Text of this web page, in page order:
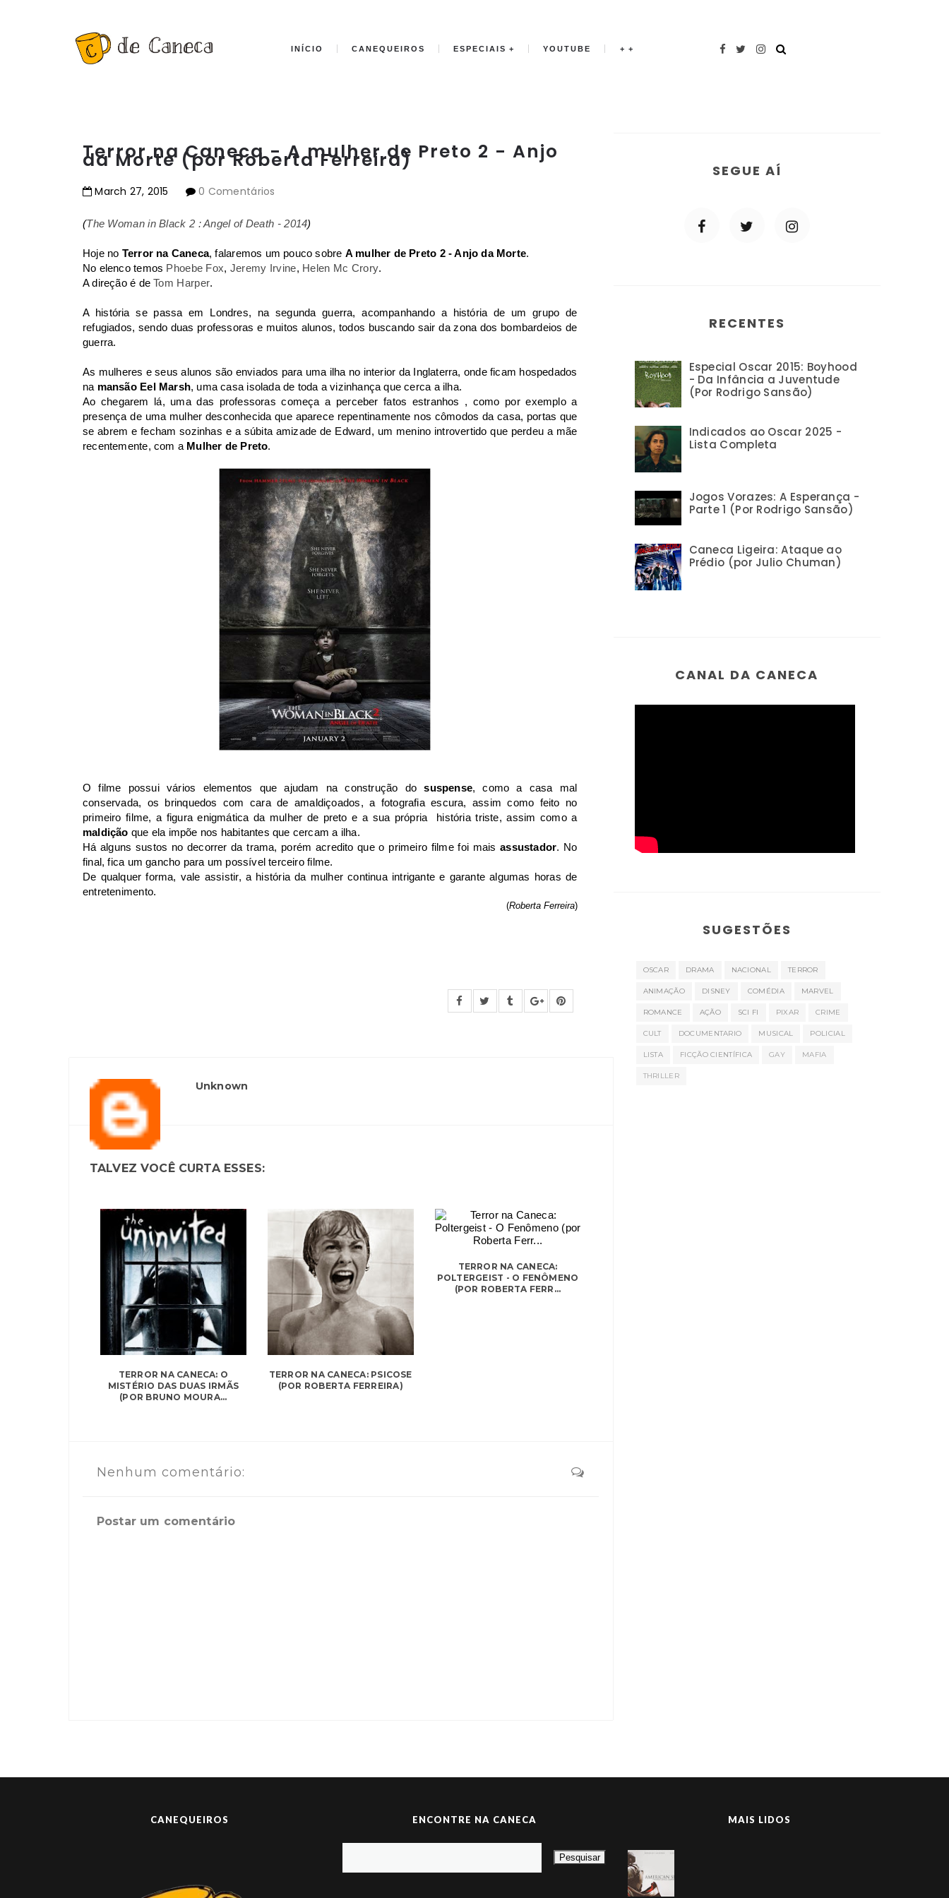
INÍCIO CANEQUEIROS ESPECIAIS YOUTUBE +
Terror na Caneca - A mulher de Preto 2 - Anjo
da Morte (por Roberta Ferreira)
March 27, 2015 0 Comentários
(The Woman in Black 2 : Angel of Death - 2014)
Hoje no Terror na Caneca, falaremos um pouco sobre A mulher de Preto 2 - Anjo da Morte.
No elenco temos Phoebe Fox, Jeremy Irvine, Helen Mc Crory.
A direção é deTom Harper.
A história se passa em Londres, na segunda guerra, acompanhando a história de um grupo de
refugiados, sendo duas professoras e muitos alunos, todos buscando sair da zona dos bombardeios de
guerra.
As mulheres e seus alunos são enviados para uma ilha no interior da Inglaterra, onde ficam hospedados
na mansão Eel Marsh, uma casa isolada de toda a vizinhança que cerca a ilha.
Ao chegarem lá, uma das professoras começa a perceber fatos estranhos , como por exemplo a
presença de uma mulher desconhecida que aparece repentinamente nos cômodos da casa, portas que
se abrem e fecham sozinhas e a súbita amizade de Edward, um menino introvertido que perdeu a mãe
recentemente, com a Mulher de Preto.
O filme possui vários elementos que ajudam na construção dosuspense, como a casa mal
conservada, os brinquedos com cara de amaldiçoados, a fotografia escura, assim como feito no
primeiro filme, a figura enigmática da mulher de preto e a sua própria história triste, assim como a
maldição que ela impõe nos habitantes que cercam a ilha.
Há alguns sustos no decorrer da trama, porém acredito que o primeiro filme foi maisassustador. No
final, fica um gancho para um possível terceiro filme.
De qualquer forma, vale assistir, a história da mulher continua intrigante e garante algumas horas de
entretenimento.
(Roberta Ferreira)
Unknown
TALVEZ VOCÊ CURTA ESSES:
TERROR NA CANECA: O
MISTÉRIO DAS DUAS IRMÃS
(POR BRUNO MOURA...
TERROR NA CANECA: PSICOSE
(POR ROBERTA FERREIRA)
TERROR NA CANECA:
POLTERGEIST - O FENÔMENO
(POR ROBERTA FERR...
Nenhum comentário:
Postar um comentário
SEGUE AÍ
RECENTES
Especial Oscar 2015: Boyhood
- Da Infância a Juventude
(Por Rodrigo Sansão)
Indicados ao Oscar 2025 -
Lista Completa
Jogos Vorazes: A Esperança -
Parte 1 (Por Rodrigo Sansão)
Caneca Ligeira: Ataque ao
Prédio (por Julio Chuman)
CANAL DA CANECA
SUGESTÕES
OSCAR DRAMA NACIONAL TERROR
ANIMAÇÃO DISNEY COMÉDIA MARVEL
ROMANCE AÇÃO SCI FI PIXAR CRIME
CULT DOCUMENTARIO MUSICAL POLICIAL
LISTA FICÇÃO CIENTÍFICA GAY MAFIA
THRILLER
CANEQUEIROS ENCONTRE NA CANECA MAIS LIDOS